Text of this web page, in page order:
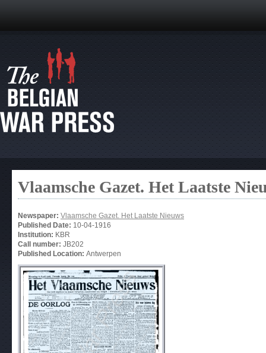
Vlaamsche Gazet. Het Laatste
Newspaper: Vlaamsche Gazet. Het Laatste Nieuws
Published Date: 10-04-1916
Institution: KBR
Call number: JB202
Published Location: Antwerpen